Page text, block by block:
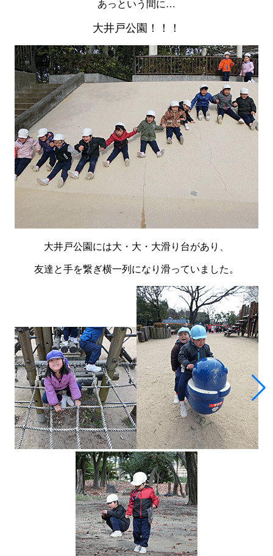
あっという間に…
大井戸公園！！！
大井戸公園には大・大・大滑り台があり、
友達と手を繋ぎ横一列になり滑っていました。